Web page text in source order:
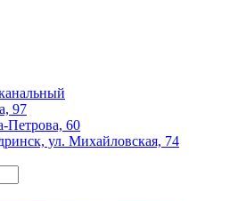
97
Петрова, 60
ул. Михайловская, 74